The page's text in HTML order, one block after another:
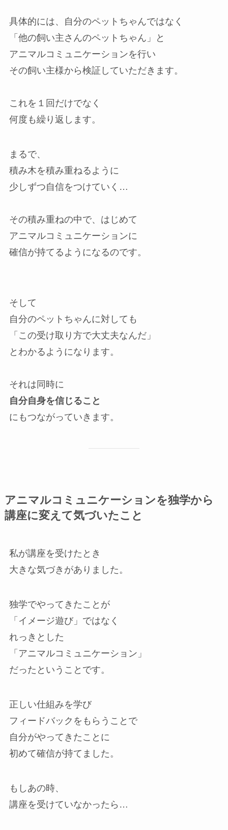
具体的には、自分のペットちゃんではなく
「他の飼い主さんのペットちゃん」と
アニマルコミュニケーションを行い
その飼い主様から検証していただきます。
これを１回だけでなく
何度も繰り返します。
まるで、
積み木を積み重ねるように
少しずつ自信をつけていく…
その積み重ねの中で、はじめて
アニマルコミュニケーションに
確信が持てるようになるのです。
そして
自分のペットちゃんに対しても
「この受け取り方で大丈夫なんだ」
とわかるようになります。
それは同時に
自分自身を信じること
にもつながっていきます。
アニマルコミュニケーションを独学から
講座に変えて気づいたこと
私が講座を受けたとき
大きな気づきがありました。
独学でやってきたことが
「イメージ遊び」ではなく
れっきとした
「アニマルコミュニケーション」
だったということです。
正しい仕組みを学び
フィードバックをもらうことで
自分がやってきたことに
初めて確信が持てました。
もしあの時、
講座を受けていなかったら…